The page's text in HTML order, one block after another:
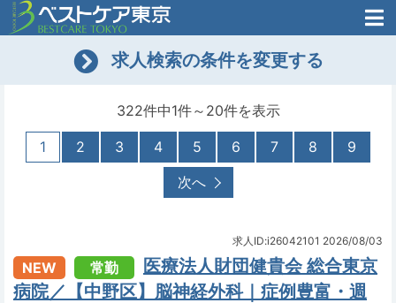
医師がはじめた
医師のための
転職支援のお問い合わせ 無料
求人検索の条件を変更する
322件中1件～20件を表示
1 2 3 4 5 6 7 8
9
次へ
求人ID:i26042101 2026/08/03
NEW 常勤
医療法人財団健貴会 総合東京
病院／【中野区】脳神経外科｜症例豊富・週